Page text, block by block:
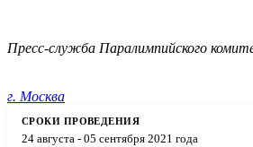
Пресс-служба Паралимпийского
г. Москва
24 августа - 05 сентября 2021 года